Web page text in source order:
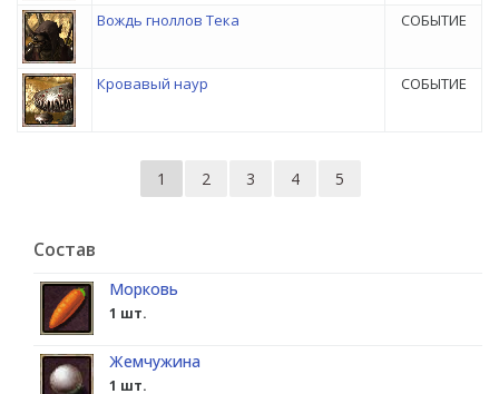
Вождь гноллов Тека СОБЫТИЕ
Кровавый наур СОБЫТИЕ
1 2 3 4 5
Состав
Морковь
1 шт.
Жемчужина
1 шт.